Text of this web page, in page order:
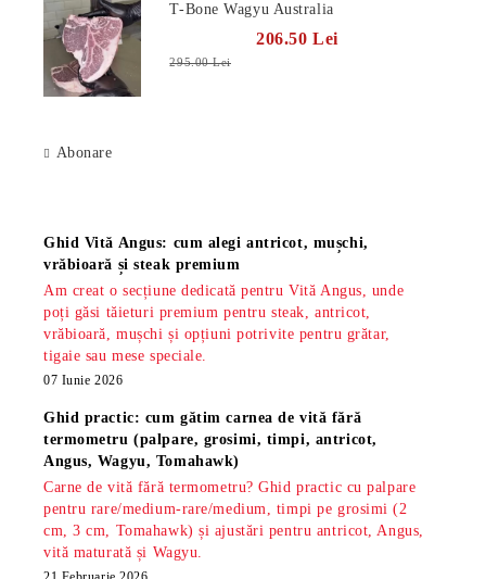
T-Bone Wagyu Australia
206.50 Lei
295.00 Lei
Abonare
Ghid Vită Angus: cum alegi antricot, mușchi,
vrăbioară și steak premium
Am creat o secțiune dedicată pentru Vită Angus, unde
poți găsi tăieturi premium pentru steak, antricot,
vrăbioară, mușchi și opțiuni potrivite pentru grătar,
tigaie sau mese speciale.
07 Iunie 2026
Ghid practic: cum gătim carnea de vită fără
termometru (palpare, grosimi, timpi, antricot,
Angus, Wagyu, Tomahawk)
Carne de vită fără termometru? Ghid practic cu palpare
pentru rare/medium-rare/medium, timpi pe grosimi (2
cm, 3 cm, Tomahawk) și ajustări pentru antricot, Angus,
vită maturată și Wagyu.